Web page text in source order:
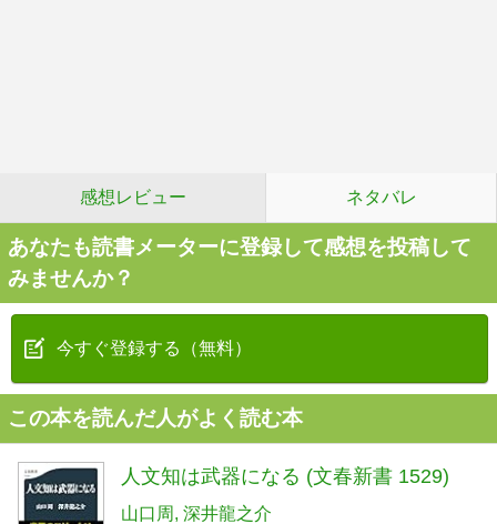
感想レビュー ネタバレ
あなたも読書メーターに登録して感想を投稿して
みませんか？
今すぐ登録する（無料）
この本を読んだ人がよく読む本
人文知は武器になる (文春新書 1529)
山口周 深井龍之介